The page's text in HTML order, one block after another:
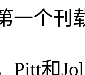
一个刊
Pitt和